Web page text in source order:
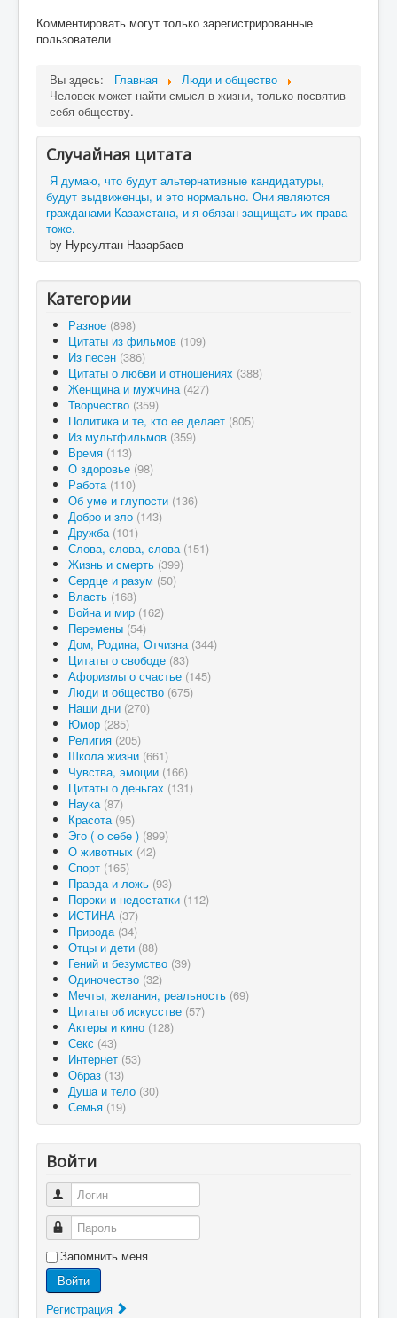
Комментировать могут только зарегистрированные
пользователи
Вы здесь: Главная
Люди и общество
Человек может найти смысл в жизни, только посвятив
себя обществу.
Случайная цитата
Я думаю, что будут альтернативные кандидатуры,
будут выдвиженцы, и это нормально. Они являются
гражданами Казахстана, и я обязан защищать их права
тоже.
-by Нурсултан Назарбаев
Категории
Разное (898)
Цитаты из фильмов (109)
Из песен (386)
Цитаты о любви и отношениях (388)
Женщина и мужчина (427)
Творчество (359)
Политика и те, кто ее делает (805)
Из мультфильмов (359)
Время (113)
О здоровье (98)
Работа (110)
Об уме и глупости (136)
Добро и зло (143)
Дружба (101)
Слова, слова, слова (151)
Жизнь и смерть (399)
Сердце и разум (50)
Власть (168)
Война и мир (162)
Перемены (54)
Дом, Родина, Отчизна (344)
Цитаты о свободе (83)
Афоризмы о счастье (145)
Люди и общество (675)
Наши дни (270)
Юмор (285)
Религия (205)
Школа жизни (661)
Чувства, эмоции (166)
Цитаты о деньгах (131)
Наука (87)
Красота (95)
Эго ( о себе ) (899)
О животных (42)
Спорт (165)
Правда и ложь (93)
Пороки и недостатки (112)
ИСТИНА (37)
Природа (34)
Отцы и дети (88)
Гений и безумство (39)
Одиночество (32)
Мечты, желания, реальность (69)
Цитаты об искусстве (57)
Актеры и кино (128)
Секс (43)
Интернет (53)
Образ (13)
Душа и тело (30)
Семья (19)
Войти
Логин
Пароль
Запомнить меня
Войти
Регистрация